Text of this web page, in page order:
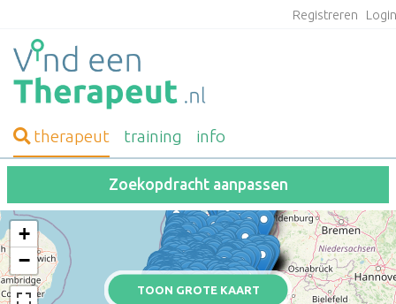
Registreren
therapeut training info
Zoekopdracht aanpassen
TOON GROTE KAART
+
−